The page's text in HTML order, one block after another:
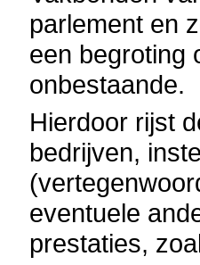
parlement en
een begroting
onbestaande.
Hierdoor rijst
bedrijven,
eventuele
prestaties,